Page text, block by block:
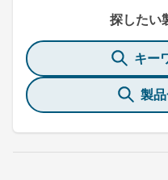
探したい
キー
製